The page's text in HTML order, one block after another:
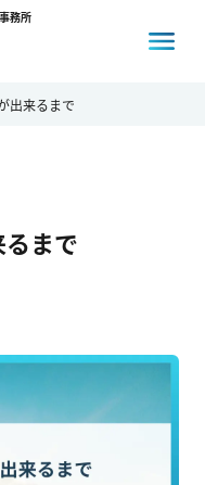
務所
応 通話料・相談料
出来るまで
るまで